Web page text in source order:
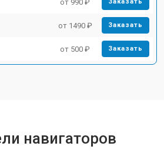
от 990 ₽
от 1490 ₽ Заказать
от 500 ₽ Заказать
навигаторов